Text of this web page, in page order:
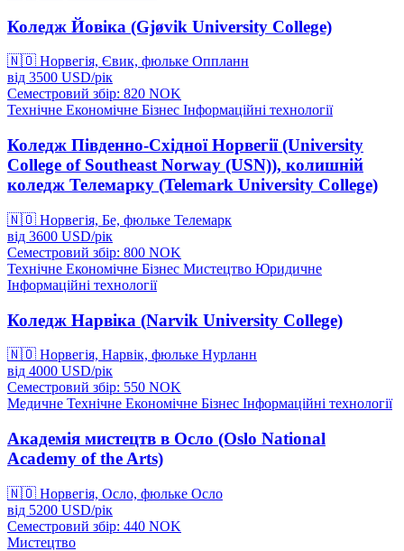
Коледж Йовіка (Gjøvik University College)
🇳🇴 Норвегія, Євик, фюльке Оппланн
від 3500 USD/рік
Семестровий збір: 820 NOK
Технічне Економічне Бізнес Інформаційні технології
Коледж Південно-Східної Норвегії (University
College of Southeast Norway (USN)), колишній
коледж Телемарку (Telemark University College)
🇳🇴 Норвегія, Бе, фюльке Телемарк
від 3600 USD/рік
Семестровий збір: 800 NOK
Технічне Економічне Бізнес Мистецтво Юридичне
Інформаційні технології
Коледж Нарвіка (Narvik University College)
🇳🇴 Норвегія, Нарвік, фюльке Нурланн
від 4000 USD/рік
Семестровий збір: 550 NOK
Медичне Технічне Економічне Бізнес Інформаційні технології
Академія мистецтв в Осло (Oslo National
Academy of the Arts)
🇳🇴 Норвегія, Осло, фюльке Осло
від 5200 USD/рік
Семестровий збір: 440 NOK
Мистецтво